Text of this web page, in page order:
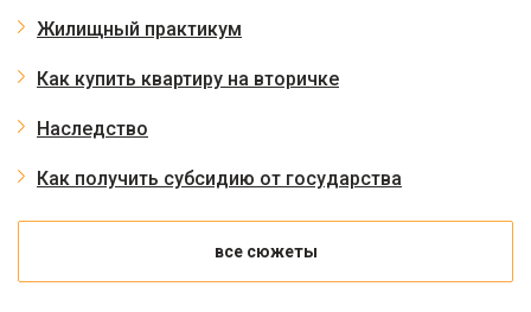
Жилищный практикум
Как купить квартиру на вторичке
Наследство
Как получить субсидию от государства
все сюжеты